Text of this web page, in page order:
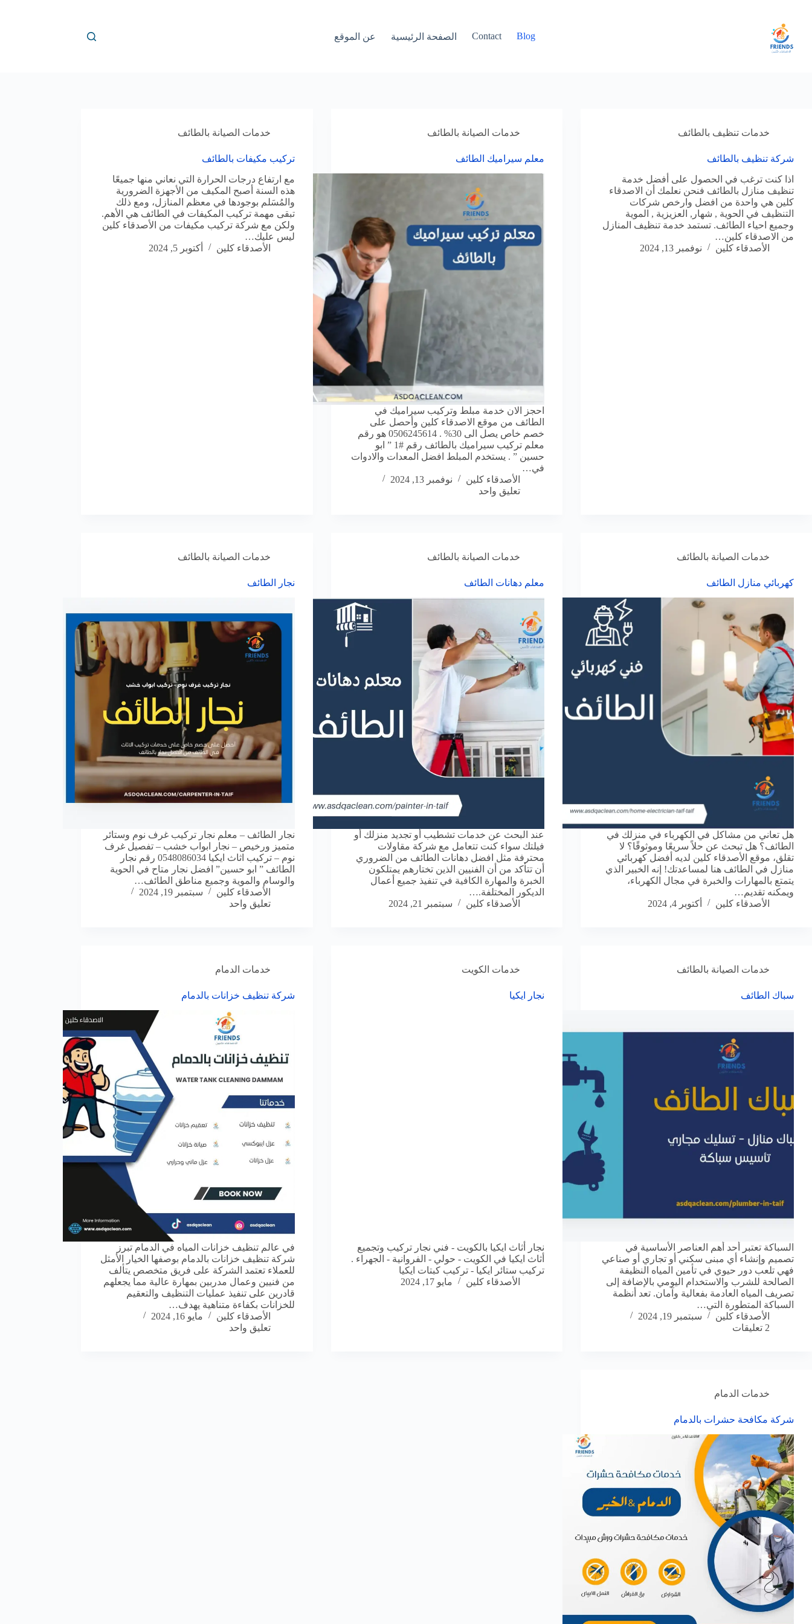
المحتوى
Blog
Contact الصفحة الرئيسية عن الموقع
خدمات تنظيف بالطائف
شركة تنظيف بالطائف
اذا كنت ترغب في الحصول على أفضل خدمة
تنظيف منازل بالطائف فنحن نعلمك أن الاصدقاء
كلين هي واحدة من افضل وارخص شركات
التنظيف في الحوية , شهار, العزيزية , الموية
وجميع احياء الطائف. تستمد خدمة تنظيف المنازل
من الاصدقاء كلين…
الأصدقاء كلين
نوفمبر 13, 2024
خدمات الصيانة بالطائف
معلم سيراميك الطائف
احجز الان خدمة مبلط وتركيب سيراميك في
الطائف من موقع الاصدقاء كلين وأحصل على
خصم خاص يصل الى 30% . 0506245614 هو رقم
معلم تركيب سيراميك بالطائف رقم #1 ” ابو
حسين ” . يستخدم المبلط افضل المعدات والادوات
في…
الأصدقاء كلين
نوفمبر 13, 2024
تعليق واحد
خدمات الصيانة بالطائف
تركيب مكيفات بالطائف
مع ارتفاع درجات الحرارة التي نعاني منها جميعًا
هذه السنة أصبح المكيف من الأجهزة الضرورية
والمُسَلم بوجودها في معظم المنازل، ومع ذلك
تبقى مهمة تركيب المكيفات في الطائف هي الأهم.
ولكن مع شركة تركيب مكيفات من الأصدقاء كلين
ليس عليك…
الأصدقاء كلين
أكتوبر 5, 2024
خدمات الصيانة بالطائف
كهربائي منازل الطائف
هل تعاني من مشاكل في الكهرباء في منزلك في
الطائف؟ هل تبحث عن حلاً سريعًا وموثوقًا؟ لا
تقلق، موقع الأصدقاء كلين لديه أفضل كهربائي
منازل في الطائف هنا لمساعدتك! إنه الخبير الذي
يتمتع بالمهارات والخبرة في مجال الكهرباء،
ويمكنه تقديم…
الأصدقاء كلين
أكتوبر 4, 2024
خدمات الصيانة بالطائف
معلم دهانات الطائف
عند البحث عن خدمات تشطيب أو تجديد منزلك أو
فيلتك سواء كنت تتعامل مع شركة مقاولات
محترفة مثل افضل دهانات الطائف من الضروري
أن تتأكد من أن الفنيين الذين تختارهم يمتلكون
الخبرة والمهارة الكافية في تنفيذ جميع أعمال
الديكور المختلفة.…
الأصدقاء كلين
سبتمبر 21, 2024
خدمات الصيانة بالطائف
نجار الطائف
نجار الطائف – معلم نجار تركيب غرف نوم وستائر
متميز ورخيص – نجار ابواب خشب – تفصيل غرف
نوم – تركيب اثاث ايكيا 0548086034 رقم نجار
الطائف ” ابو حسين” افضل نجار متاح في الحوية
والوسام والموية وجميع مناطق الطائف…
الأصدقاء كلين
سبتمبر 19, 2024
تعليق واحد
خدمات الصيانة بالطائف
سباك الطائف
السباكة تعتبر أحد أهم العناصر الأساسية في
تصميم وإنشاء أي مبنى سكني أو تجاري أو صناعي
فهي تلعب دور حيوي في تأمين المياه النظيفة
الصالحة للشرب والاستخدام اليومي بالإضافة إلى
تصريف المياه العادمة بفعالية وآمان. تعد أنظمة
السباكة المتطورة التي…
الأصدقاء كلين
سبتمبر 19, 2024
2 تعليقات
خدمات الكويت
نجار ايكيا
نجار أثاث ايكيا بالكويت - فني نجار تركيب وتجميع
أثاث ايكيا في الكويت - حولي - الفروانية - الجهراء .
تركيب ستائر ايكيا - تركيب كبتات ايكيا
الأصدقاء كلين
مايو 17, 2024
خدمات الدمام
شركة تنظيف خزانات بالدمام
في عالم تنظيف خزانات المياه في الدمام تبرز
شركة تنظيف خزانات بالدمام بوصفها الخيار الأمثل
للعملاء تعتمد الشركة على فريق متخصص يتألف
من فنيين وعمال مدربين بمهارة عالية مما يجعلهم
قادرين على تنفيذ عمليات التنظيف والتعقيم
للخزانات بكفاءة متناهية يهدف…
الأصدقاء كلين
مايو 16, 2024
تعليق واحد
خدمات الدمام
شركة مكافحة حشرات بالدمام